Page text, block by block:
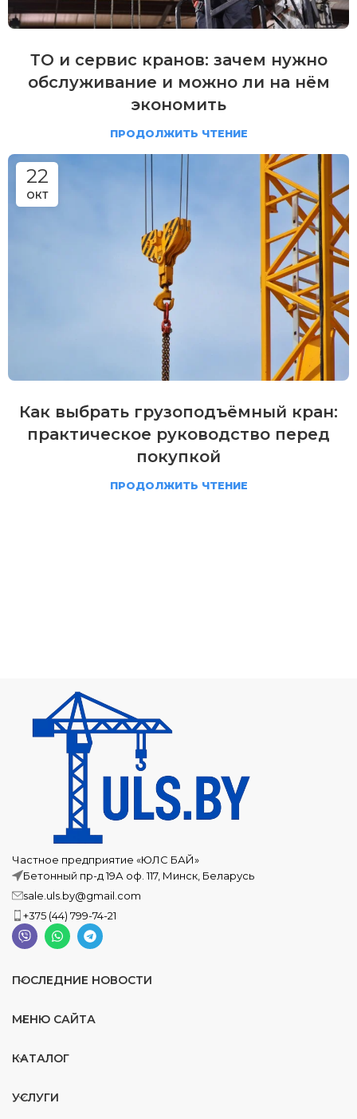
ТО и сервис кранов: зачем нужно
обслуживание и можно ли на нём
экономить
ПРОДОЛЖИТЬ ЧТЕНИЕ
22
ОКТ
Как выбрать грузоподъёмный кран:
практическое руководство перед
покупкой
ПРОДОЛЖИТЬ ЧТЕНИЕ
Частное предприятие «ЮЛС БАЙ»
Бетонный пр-д 19А оф. 117, Минск, Беларусь
sale.uls.by@gmail.com
+375 (44) 799-74-21
ПОСЛЕДНИЕ НОВОСТИ
МЕНЮ САЙТА
КАТАЛОГ
УСЛУГИ